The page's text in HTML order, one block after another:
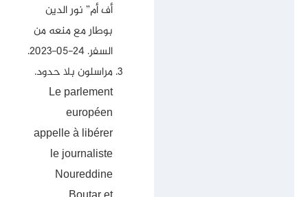
أف أم” نور الدين
بوطار مع منعه من
السفر. 24-05-2023.
مراسلون بلا حدود.
Le parlement
européen
appelle à libérer
le journaliste
Noureddine